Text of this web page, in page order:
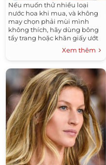
Nếu muốn thử nhiều loại
nước hoa khi mua, và không
may chọn phải mùi mình
không thích, hãy dùng bông
tẩy trang hoặc khăn giấy ướt
Xem thêm